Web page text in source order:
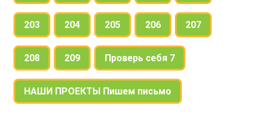
203 204 205 206 207
208 209 Проверь себя 7
НАШИ ПРОЕКТЫ Пишем письмо